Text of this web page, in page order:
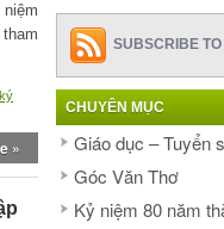
»
SUBSCRIBE
CHUYÊN MỤC
Giáo dục – Tuyển
Góc Văn Thơ
Kỷ niệm 80 năm